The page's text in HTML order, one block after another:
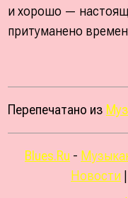
и хорошо —
притуманено
Перепечатано из
Blues.Ru -
Новости